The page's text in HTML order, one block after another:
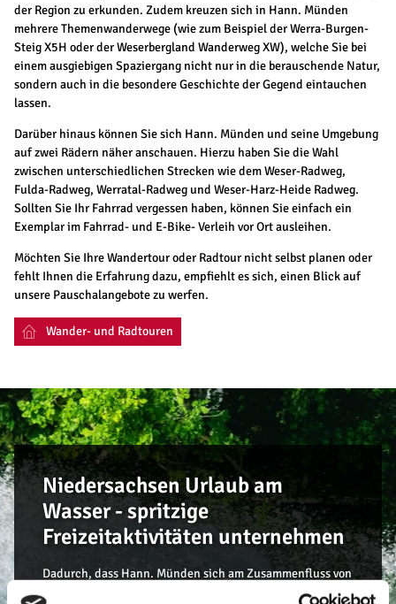
der Region zu erkunden. Zudem kreuzen sich in Hann. Münden
mehrere Themenwanderwege (wie zum Beispiel der Werra-Burgen-
Steig X5H oder der Weserbergland Wanderweg XW), welche Sie bei
einem ausgiebigen Spaziergang nicht nur in die berauschende Natur,
sondern auch in die besondere Geschichte der Gegend eintauchen
lassen.
Darüber hinaus können Sie sich Hann. Münden und seine Umgebung
auf zwei Rädern näher anschauen. Hierzu haben Sie die Wahl
zwischen unterschiedlichen Strecken wie dem Weser-Radweg,
Fulda-Radweg, Werratal-Radweg und Weser-Harz-Heide Radweg.
Sollten Sie Ihr Fahrrad vergessen haben, können Sie einfach ein
Exemplar im Fahrrad- und E-Bike- Verleih vor Ort ausleihen.
Möchten Sie Ihre Wandertour oder Radtour nicht selbst planen oder
fehlt Ihnen die Erfahrung dazu, empfiehlt es sich, einen Blick auf
unsere Pauschalangebote zu werfen.
Wander- und Radtouren
Niedersachsen Urlaub am
Wasser - spritzige
Freizeitaktivitäten unternehmen
Dadurch, dass Hann. Münden sich am Zusammenfluss von
Werra und Fulda zur Weser befindet, ist dort ein breites